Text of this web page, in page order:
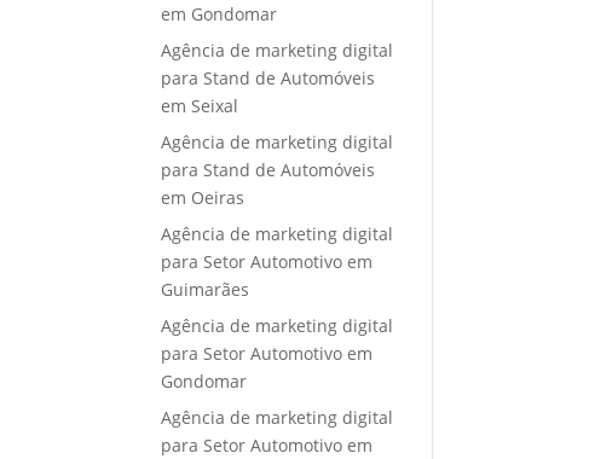
em Gondomar
Agência de marketing digital
para Stand de Automóveis
em Seixal
Agência de marketing digital
para Stand de Automóveis
em Oeiras
Agência de marketing digital
para Setor Automotivo em
Guimarães
Agência de marketing digital
para Setor Automotivo em
Gondomar
Agência de marketing digital
para Setor Automotivo em